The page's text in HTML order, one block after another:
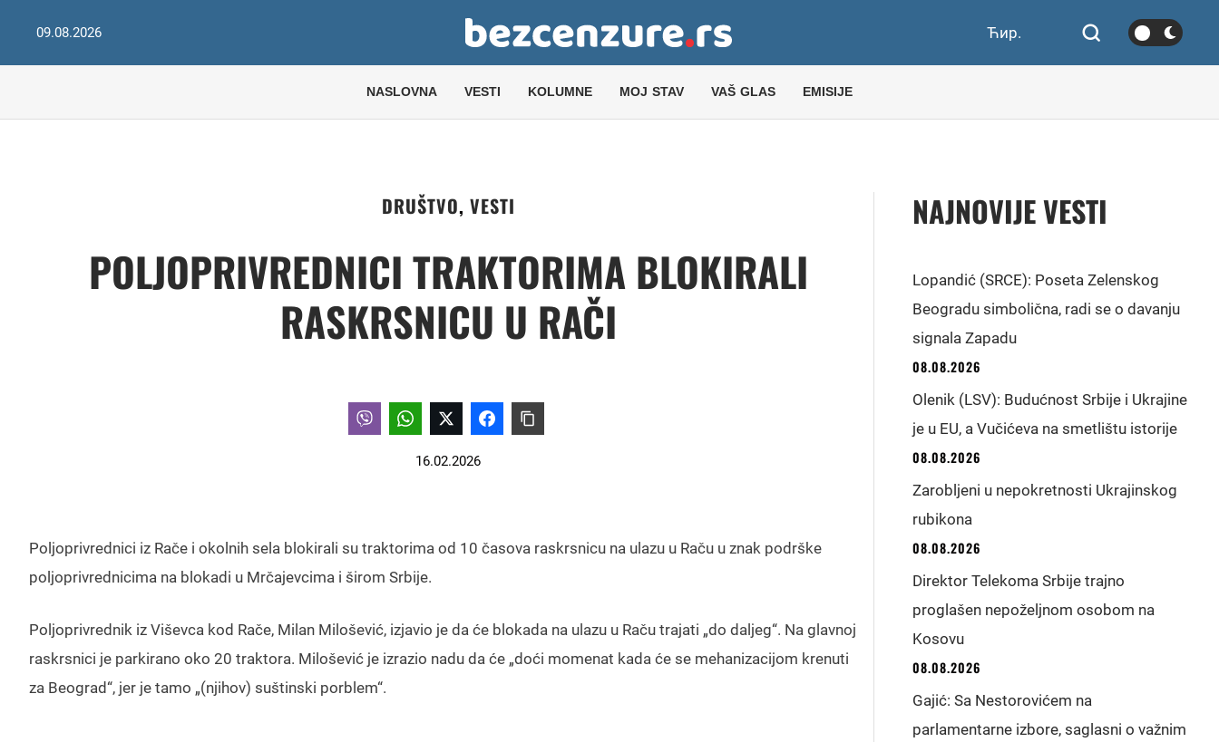
09.08.2026 Ћир.
NASLOVNA VESTI KOLUMNE MOJ STAV VAŠ GLAS EMISIJE
DRUŠTVO, VESTI
POLJOPRIVREDNICI TRAKTORIMA BLOKIRALI
RASKRSNICU U RAČI
16.02.2026
Poljoprivrednici iz Rače i okolnih sela blokirali su traktorima od 10 časova raskrsnicu na ulazu u Raču u znak podrške
poljoprivrednicima na blokadi u Mrčajevcima i širom Srbije.
Poljoprivrednik iz Viševca kod Rače, Milan Milošević, izjavio je da će blokada na ulazu u Raču trajati „do daljeg“. Na glavnoj
raskrsnici je parkirano oko 20 traktora. Milošević je izrazio nadu da će „doći momenat kada će se mehanizacijom krenuti
za Beograd“, jer je tamo „(njihov) suštinski porblem“.
NAJNOVIJE VESTI
Lopandić (SRCE): Poseta Zelenskog
Beogradu simbolična, radi se o davanju
signala Zapadu
08.08.2026
Olenik (LSV): Budućnost Srbije i Ukrajine
je u EU, a Vučićeva na smetlištu istorije
08.08.2026
Zarobljeni u nepokretnosti Ukrajinskog
rubikona
08.08.2026
Direktor Telekoma Srbije trajno
proglašen nepoželjnom osobom na
Kosovu
08.08.2026
Gajić: Sa Nestorovićem na
parlamentarne izbore, saglasni o važnim